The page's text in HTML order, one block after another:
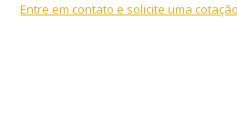
Entre em contato e solicite uma